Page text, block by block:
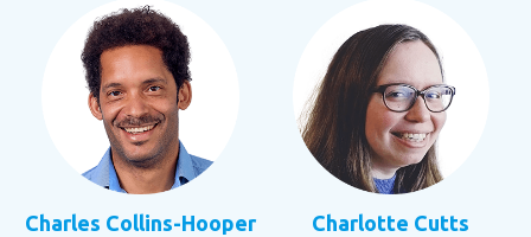
Charles Collins-Hooper Charlotte Cutts